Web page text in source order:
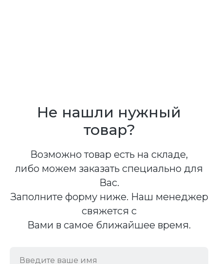
Не нашли нужный
товар?
Возможно товар есть на складе,
либо можем заказать специально для
Вас.
Заполните форму ниже. Наш менеджер
свяжется с
Вами в самое ближайшее время.